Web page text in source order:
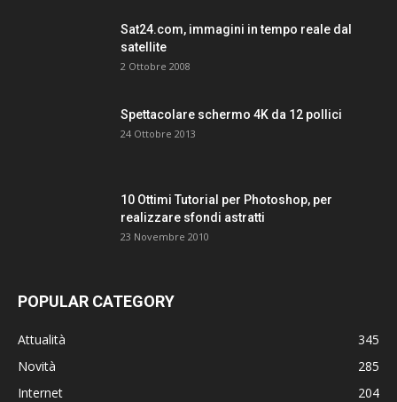
Sat24.com, immagini in tempo reale dal
satellite
2 Ottobre 2008
Spettacolare schermo 4K da 12 pollici
24 Ottobre 2013
10 Ottimi Tutorial per Photoshop, per
realizzare sfondi astratti
23 Novembre 2010
POPULAR CATEGORY
Attualità
345
Novità
285
Internet
204